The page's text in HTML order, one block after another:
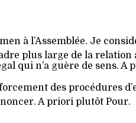
à l’Assemblée. Je
plus large de la relation
qui n’a guère de sens. A
des procédures
A priori plutôt Pour.